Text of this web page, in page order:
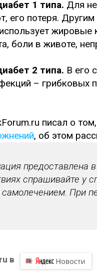
1 типа. Для
его потеря.
жировые
боли в животе,
2 типа. В его
–
писал о
, об этом
предоставлена в
спрашивайте у
При
в